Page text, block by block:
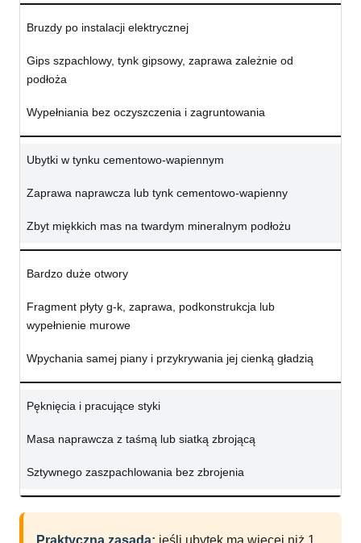
Bruzdy po instalacji elektrycznej
Gips szpachlowy, tynk gipsowy, zaprawa zależnie od
podłoża
Wypełniania bez oczyszczenia i zagruntowania
Ubytki w tynku cementowo-wapiennym
Zaprawa naprawcza lub tynk cementowo-wapienny
Zbyt miękkich mas na twardym mineralnym podłożu
Bardzo duże otwory
Fragment płyty g-k, zaprawa, podkonstrukcja lub
wypełnienie murowe
Wpychania samej piany i przykrywania jej cienką gładzią
Pęknięcia i pracujące styki
Masa naprawcza z taśmą lub siatką zbrojącą
Sztywnego zaszpachlowania bez zbrojenia